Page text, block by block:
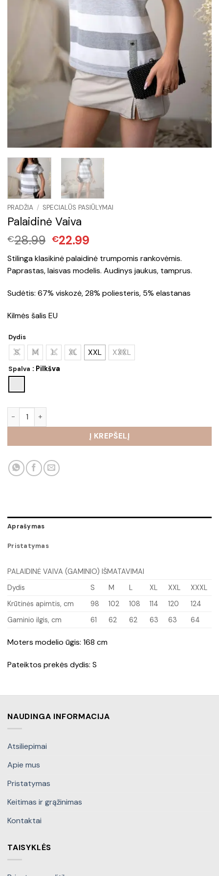
PRADŽIA / SPECIALŪS PASIŪLYMAI
Palaidinė Vaiva
€28.99 Original
price
was:
€28.99.
€22.99
price
is:
€22.99.
Stilinga klasikinė palaidinė trumpomis rankovėmis.
Paprastas, laisvas modelis. Audinys jaukus, tamprus.
Sudėtis: 67% viskozė, 28% poliesteris, 5% elastanas
Kilmės šalis EU
Dydis
S M L XL XXL XXXL
Spalva : Pilkšva
produkto kiekis: Palaidinė Vaiva
Į KREPŠELĮ
Aprašymas
Pristatymas
PALAIDINĖ VAIVA (GAMINIO) IŠMATAVIMAI
Dydis
S M L XL XXL
XXXL
Krūtinės apimtis, cm
98 102 108 114 120
124
Gaminio ilgis, cm
61 62 62 63 63 64
Moters modelio ūgis: 168 cm
Pateiktos prekės dydis: S
NAUDINGA INFORMACIJA
Atsiliepimai
Apie mus
Pristatymas
Keitimas ir grąžinimas
Kontaktai
TAISYKLĖS